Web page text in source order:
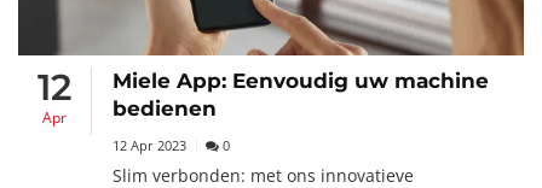
12
Apr
Miele App: Eenvoudig uw machine
bedienen
12 Apr 2023 0
Slim verbonden: met ons innovatieve